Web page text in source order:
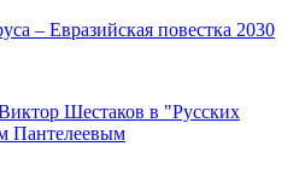
– Евразийская повестка 2030
Шестаков в "Русских
Пантелеевым